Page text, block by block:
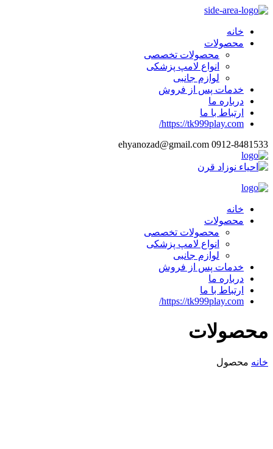
خانه
محصولات
محصولات تخصصی
انواع لامپ پزشکی
لوازم جانبی
خدمات پس از فروش
درباره ما
ارتباط با ما
https://tk999play.com/
ehyanozad@gmail.com 0912-8481533
خانه
محصولات
محصولات تخصصی
انواع لامپ پزشکی
لوازم جانبی
خدمات پس از فروش
درباره ما
ارتباط با ما
https://tk999play.com/
محصولات
خانه محصول